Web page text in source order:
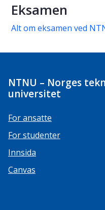
Eksamen
Alt om eksamen ved
NTNU – Norges
universitet
For ansatte
For studenter
Innsida
Canvas